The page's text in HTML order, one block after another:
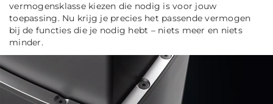
vermogensklasse kiezen die nodig is voor jouw
toepassing. Nu krijg je precies het passende vermogen
bij de functies die je nodig hebt – niets meer en niets
minder.